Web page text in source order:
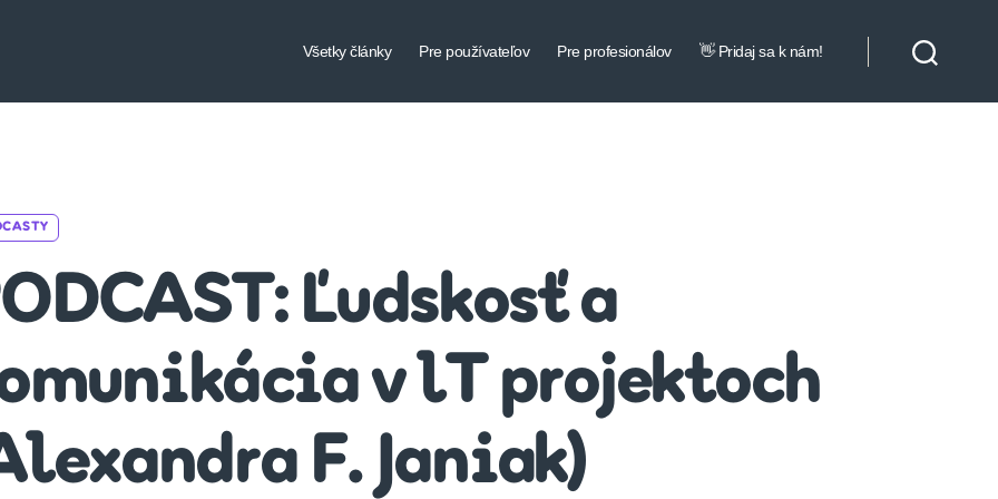
Všetky články Pre používateľov Pre profesionálov 👋 Pridaj sa k nám!
Ľudskosť a
v lT projektoch
F. Janiak)